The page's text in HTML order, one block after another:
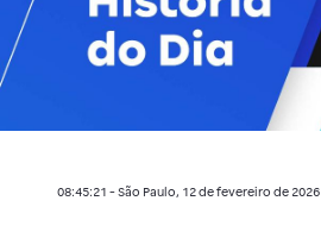
08:45:21 - São Paulo, 12 de fevereiro de 2026